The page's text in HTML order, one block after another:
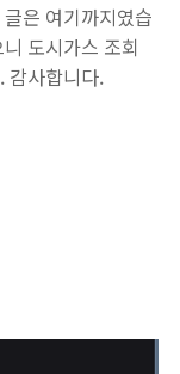
은 여기까지였습
도시가스 조회
감사합니다.